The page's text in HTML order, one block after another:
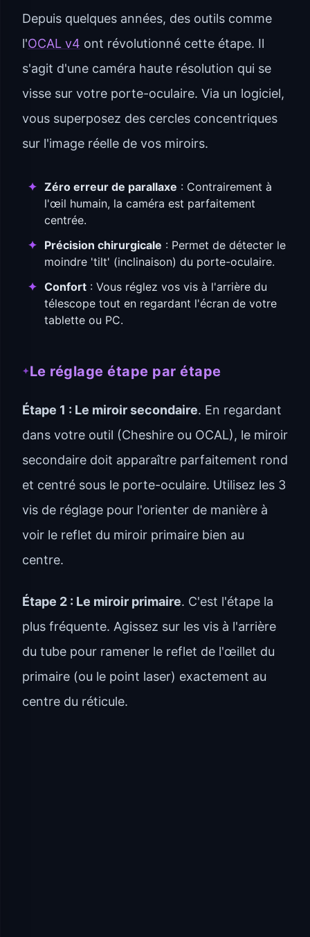
Depuis quelques années, des outils comme
l'OCAL v4 ont révolutionné cette étape. Il
s'agit d'une caméra haute résolution qui se
visse sur votre porte-oculaire. Via un logiciel,
vous superposez des cercles concentriques
sur l'image réelle de vos miroirs.
Zéro erreur de parallaxe : Contrairement à
l'œil humain, la caméra est parfaitement
centrée.
Précision chirurgicale : Permet de détecter le
moindre 'tilt' (inclinaison) du porte-oculaire.
Confort : Vous réglez vos vis à l'arrière du
télescope tout en regardant l'écran de votre
tablette ou PC.
Le réglage étape par étape
Étape 1 : Le miroir secondaire. En regardant
dans votre outil (Cheshire ou OCAL), le miroir
secondaire doit apparaître parfaitement rond
et centré sous le porte-oculaire. Utilisez les 3
vis de réglage pour l'orienter de manière à
voir le reflet du miroir primaire bien au
centre.
Étape 2 : Le miroir primaire. C'est l'étape la
plus fréquente. Agissez sur les vis à l'arrière
du tube pour ramener le reflet de l'œillet du
primaire (ou le point laser) exactement au
centre du réticule.